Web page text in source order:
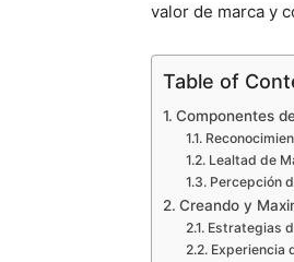
valor de marca y
Table of
Componentes
Lealtad de
Percepción
Creando y
Estrategias
Experiencia